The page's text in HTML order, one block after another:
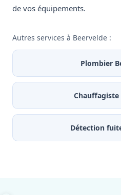
de vos équipements.
Autres services à Beervelde :
Plombier
Chauffagiste
Détection